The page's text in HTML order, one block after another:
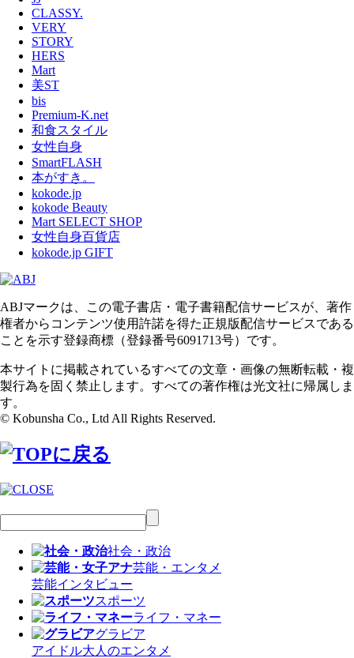
CLASSY.
VERY
STORY
HERS
Mart
美ST
bis
Premium-K.net
和食スタイル
女性自身
SmartFLASH
本がすき。
kokode.jp
kokode Beauty
Mart SELECT SHOP
女性自身百貨店
kokode.jp GIFT
ABJマークは、この電子書店・電子書籍配信サービスが、著作
権者からコンテンツ使用許諾を得た正規版配信サービスである
ことを示す登録商標（登録番号6091713号）です。
本サイトに掲載されているすべての文章・画像の無断転載・複
製行為を固く禁止します。すべての著作権は光文社に帰属しま
す。
© Kobunsha Co., Ltd All Rights Reserved.
社会・政治
芸能・エンタメ
芸能インタビュー
スポーツ
ライフ・マネー
グラビア
アイドル大人のエンタメ